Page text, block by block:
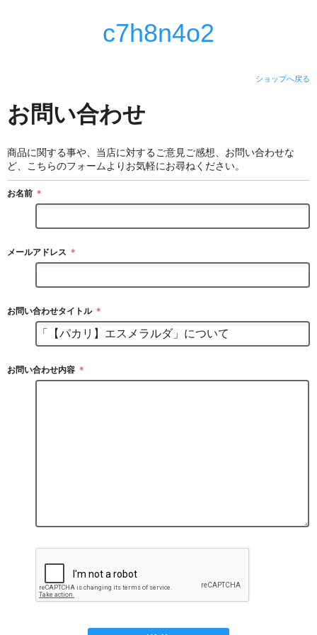
c7h8n4o2
ショップへ戻る
お問い合わせ
商品に関する事や、当店に対するご意見ご感想、お問い合わせな
ど、こちらのフォームよりお気軽にお尋ねください。
お名前 ＊
メールアドレス ＊
お問い合わせタイトル ＊
お問い合わせ内容 ＊